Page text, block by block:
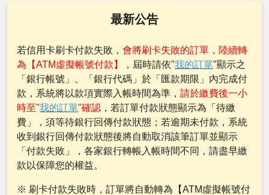
最新公告
若信用卡刷卡付款失敗， 會將刷卡失敗的訂單，陸續轉
為【ATM虛擬帳號付款】
，屆時請依"我的訂單"顯示之
「銀行帳號」、「銀行代碼」於「匯款期限」內完成付
款，系統將以款項實際入帳時間為準， 請於繳費後一小
時至"我的訂單"確認 ，若訂單付款狀態顯示為「待繳
費」，須等待銀行回傳付款狀態；若逾期未付款，系統
收到銀行回傳付款狀態後將自動取消該筆訂單並顯示
「付款失敗」，各家銀行轉帳入帳時間不同，請盡早繳
款以保障您的權益。
※ 刷卡付款失敗時，訂單將自動轉為【ATM虛擬帳號付